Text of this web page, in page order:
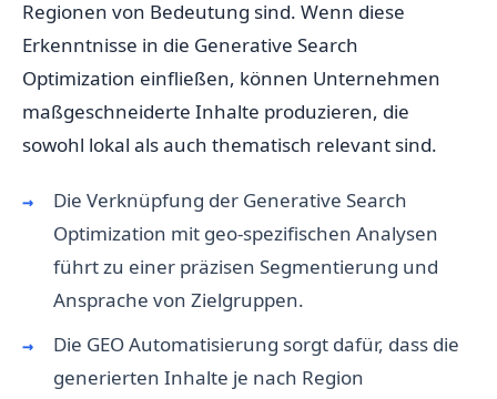
Regionen von Bedeutung sind. Wenn diese
Erkenntnisse in die Generative Search
Optimization einfließen, können Unternehmen
maßgeschneiderte Inhalte produzieren, die
sowohl lokal als auch thematisch relevant sind.
Die Verknüpfung der Generative Search
Optimization mit geo-spezifischen Analysen
führt zu einer präzisen Segmentierung und
Ansprache von Zielgruppen.
Die GEO Automatisierung sorgt dafür, dass die
generierten Inhalte je nach Region